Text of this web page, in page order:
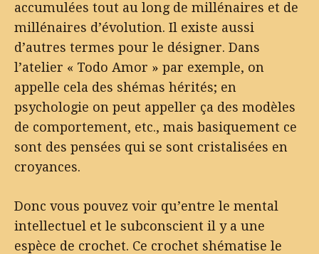
accumulées tout au long de millénaires et de
millénaires d’évolution. Il existe aussi
d’autres termes pour le désigner. Dans
l’atelier « Todo Amor » par exemple, on
appelle cela des shémas hérités; en
psychologie on peut appeller ça des modèles
de comportement, etc., mais basiquement ce
sont des pensées qui se sont cristalisées en
croyances.
Donc vous pouvez voir qu’entre le mental
intellectuel et le subconscient il y a une
espèce de crochet. Ce crochet shématise le